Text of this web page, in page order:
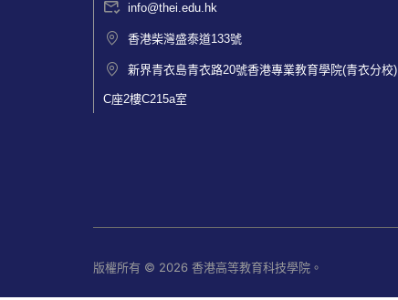
info@thei.edu.hk
香港柴灣盛泰道133號
新界青衣島青衣路20號香港專業教育學院(青衣分校)
C座2樓C215a室
版權所有 © 2026 香港高等教育科技學院。